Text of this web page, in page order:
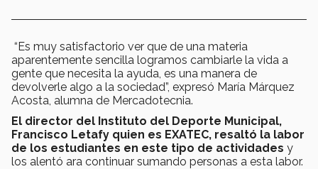
“Es muy satisfactorio ver que de una materia
aparentemente sencilla logramos cambiarle la vida a
gente que necesita la ayuda, es una manera de
devolverle algo a la sociedad”, expresó María Márquez
Acosta, alumna de Mercadotecnia.
El director del Instituto del Deporte Municipal,
Francisco Letafy quien es EXATEC, resaltó la labor
de los estudiantes en este tipo de actividades y
los alentó ara continuar sumando personas a esta labor.